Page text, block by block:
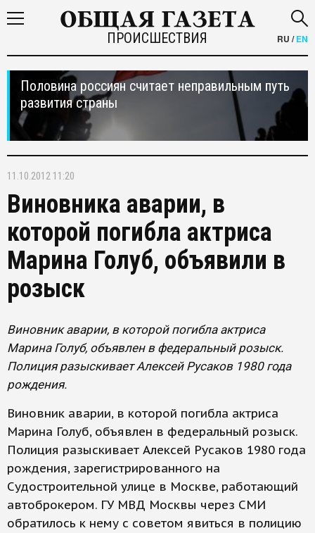
ПРОИСШЕСТВИЯ RU /EN
Половина россиян считает неправильным путь
развития страны
11.10.2012 11:20
Виновника аварии, в
которой погибла актриса
Марина Голуб, объявили в
розыск
Виновник аварии, в которой погибла актриса
Марина Голуб, объявлен в федеральный розыск.
Полиция разыскивает Алексей Русаков 1980 года
рождения.
Виновник аварии, в которой погибла актриса
Марина Голуб, объявлен в федеральный розыск.
Полиция разыскивает Алексей Русаков 1980 года
рождения, зарегистрированного на
Судостроительной улице в Москве, работающий
автоброкером. ГУ МВД Москвы через СМИ
обратилось к нему с советом явиться в полицию